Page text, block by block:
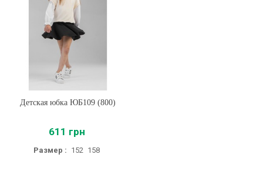
Детская юбка ЮБ109 (800)
611 грн
Размер : 152 158